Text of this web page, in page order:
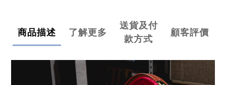
商品描述 了解更多
送貨及付
款方式
顧客評價